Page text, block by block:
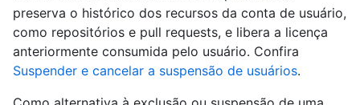
preserva o histórico dos recursos da conta de usuário,
como repositórios e pull requests, e libera a licença
anteriormente consumida pelo usuário. Confira
Suspender e cancelar a suspensão de usuários.